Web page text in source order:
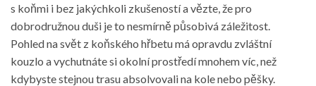
s koňmi i bez jakýchkoli zkušeností a vězte, že pro
dobrodružnou duši je to nesmírně působivá záležitost.
Pohled na svět z koňského hřbetu má opravdu zvláštní
kouzlo a vychutnáte si okolní prostředí mnohem víc, než
kdybyste stejnou trasu absolvovali na kole nebo pěšky.